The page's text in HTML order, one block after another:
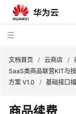
商
文档首页 / 云商店 /
SaaS类商品联营KIT与
方案 V1.0
/ 基础接口